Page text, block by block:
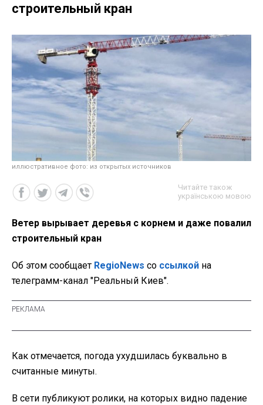
строительный кран
иллюстративное фото: из открытых источников
Читайте також
українською мовою
Ветер вырывает деревья с корнем и даже повалил
строительный кран
Об этом сообщает RegioNews со ссылкой на
телеграмм-канал "Реальный Киев".
Как отмечается, погода ухудшилась буквально в
считанные минуты.
В сети публикуют ролики, на которых видно падение